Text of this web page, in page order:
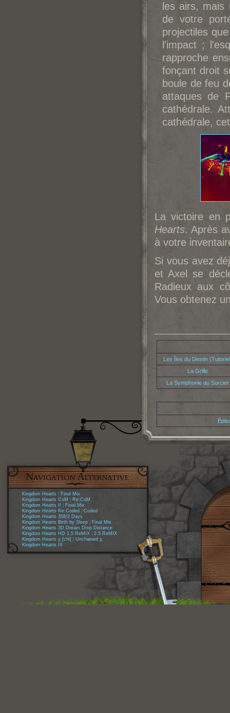
les airs,
de votre
projectiles
l'impact ;
rapproche
fonçant droit
boule de feu
attaques de
cathédrale.
cathédrale,
La victoire en
Hearts. Après
à votre
Si vous avez
et Axel se
Radieux aux
Vous obtenez
Les Îles du Destin
La Grille
La Symphonie du Sorcier
Kingdom Hearts
Final Mix
Kingdom Hearts CoM
Re:CoM
Kingdom Hearts II
Final Mix
Kingdom Hearts Re:Coded
Coded
Kingdom Hearts 358/2 Days
Kingdom Hearts Birth by Sleep
Final Mix
Kingdom Hearts 3D Dream Drop Distance
Kingdom Hearts HD 1.5 ReMIX
2.5 ReMIX
Kingdom Hearts χ [chi]
Unchained χ
Kingdom Hearts III